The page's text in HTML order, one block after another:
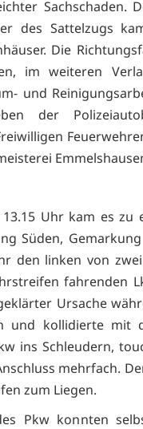
Sachschaden.
des Sattelzugs
Die
im weiteren
und
der
Uhr kam es
Süden,
den linken von
fahrenden
Ursache
und kollidierte mit
ins Schleudern,
mehrfach.
zum Liegen.
Pkw konnten